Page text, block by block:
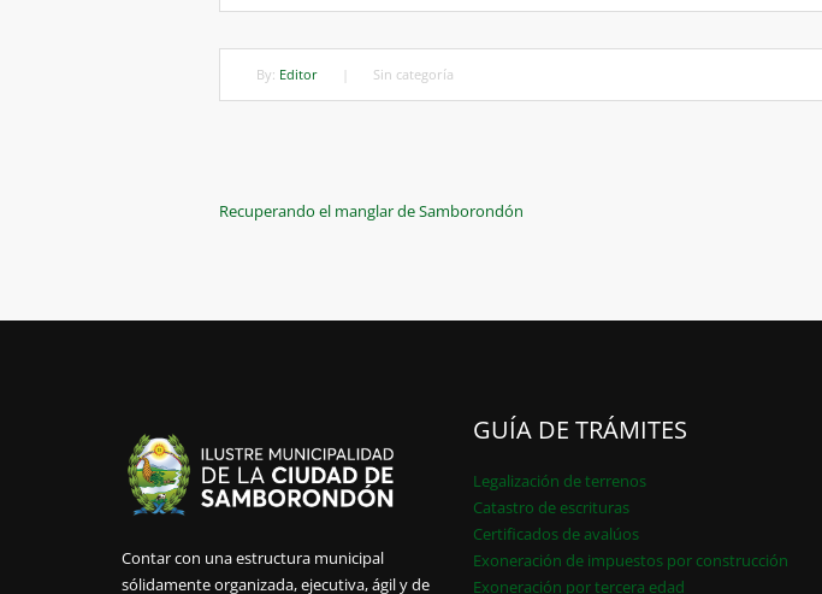
By: Editor Sin categoría
Navegación
Previous
Recuperando el manglar de Samborondón
Contar con una estructura municipal
sólidamente organizada, ejecutiva, ágil y de
GUÍA DE TRÁMITES
Legalización de terrenos
Catastro de escrituras
Certificados de avalúos
Exoneración de impuestos por construcción
Exoneración por tercera edad